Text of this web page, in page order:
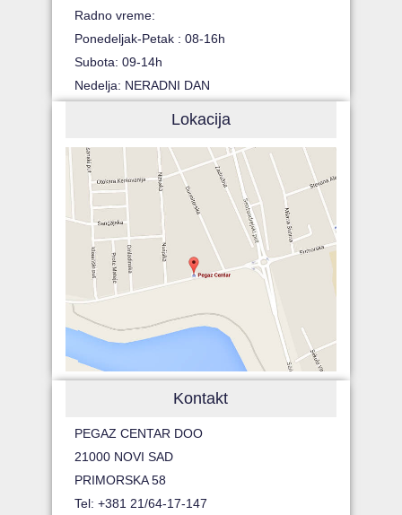
Radno vreme:
Ponedeljak-Petak : 08-16h
Subota: 09-14h
Nedelja: NERADNI DAN
Lokacija
Kontakt
PEGAZ CENTAR DOO
21000 NOVI SAD
PRIMORSKA 58
Tel: +381 21/64-17-147